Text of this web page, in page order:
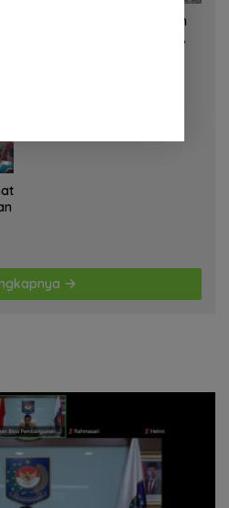
Satgas Bakti TNI Bangun
Jembatan Beton di Nias,